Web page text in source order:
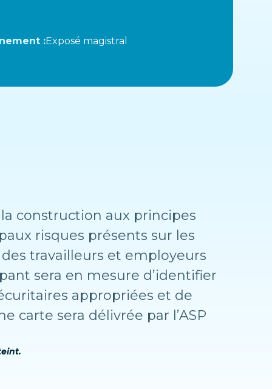
:Exposé magistral
construction aux principes
risques présents sur les
travailleurs et employeurs
sera en mesure d’identifier
appropriées et de
carte sera délivrée par l’ASP